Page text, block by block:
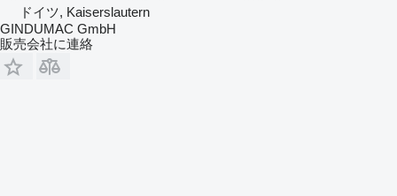
ドイツ, Kaiserslautern
GINDUMAC GmbH
販売会社に連絡